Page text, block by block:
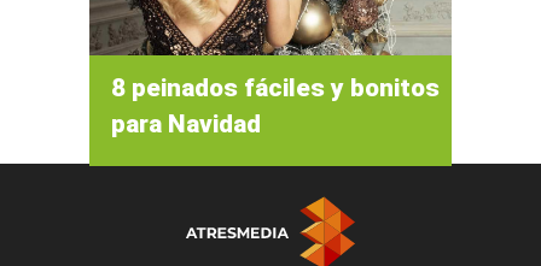
8 peinados fáciles y bonitos
para Navidad